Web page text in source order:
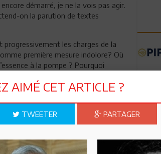
démarré, je ne la vois pas agir.
on la parution de textes
les charges de la
première mesure indolore? Où
à la pompe ? Pourquoi
est décidé à s’engager,
sûr que le SMIG devra être
des augmentations de prix. Que
fiscale en commençant par
réel manque à gagner fiscal ?
contribuable.
AIMÉ CET ARTICLE ?
TWEETER PARTAGER